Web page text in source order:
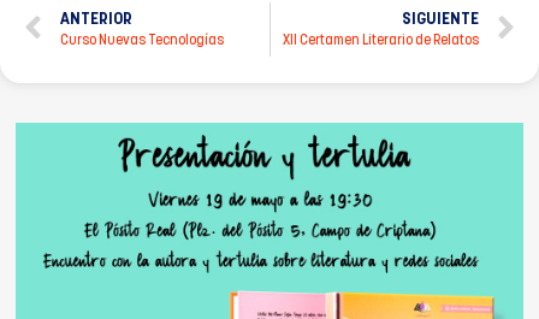
ANTERIOR
Curso Nuevas Tecnologías
SIGUIENTE
XII Certamen Literario de Relatos